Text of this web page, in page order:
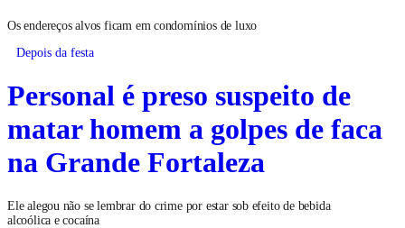
Os endereços alvos ficam em condomínios de luxo
Depois da festa
Personal é preso suspeito de
matar homem a golpes de faca
na Grande Fortaleza
Ele alegou não se lembrar do crime por estar sob efeito de bebida
alcoólica e cocaína